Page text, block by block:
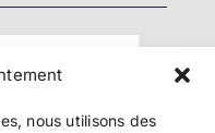
nous utilisons des